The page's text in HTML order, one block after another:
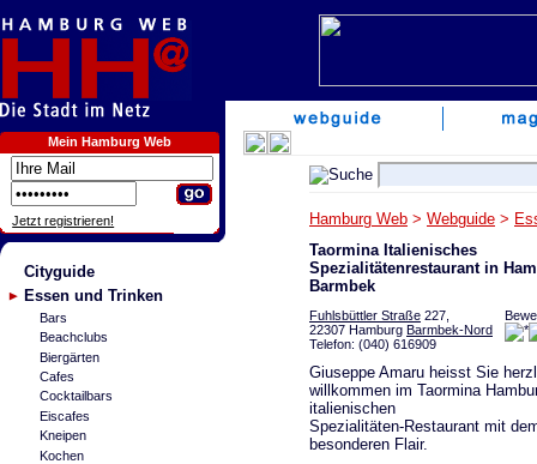
Mein Hamburg Web
Jetzt registrieren!
Cityguide
Essen und Trinken
Bars
Beachclubs
Biergärten
Cafes
Cocktailbars
Eiscafes
Kneipen
Kochen
Hamburg Web > Webguide >
Taormina Italienisches
Spezialitätenrestaurant in
Barmbek
Fuhlsbüttler Straße 227,
22307 Hamburg Barmbek-Nord
Telefon: (040) 616909
Giuseppe Amaru heisst Sie
willkommen im Taormina
italienischen
Spezialitäten-Restaurant mit
besonderen Flair.